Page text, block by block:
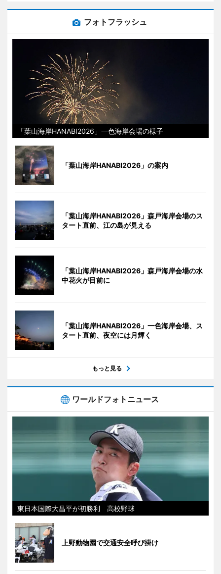
フォトフラッシュ
「葉山海岸HANABI2026」一色海岸会場の様子
「葉山海岸HANABI2026」の案内
「葉山海岸HANABI2026」森戸海岸会場のス
タート直前、江の島が見える
「葉山海岸HANABI2026」森戸海岸会場の水
中花火が目前に
「葉山海岸HANABI2026」一色海岸会場、ス
タート直前、夜空には月輝く
もっと見る
ワールドフォトニュース
東日本国際大昌平が初勝利 高校野球
上野動物園で交通安全呼び掛け